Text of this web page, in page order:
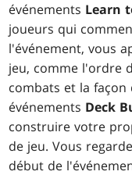
événements Learn
joueurs qui
l'événement, vous
jeu, comme l'ordre
combats et la façon
événements Deck
construire votre
de jeu. Vous
début de